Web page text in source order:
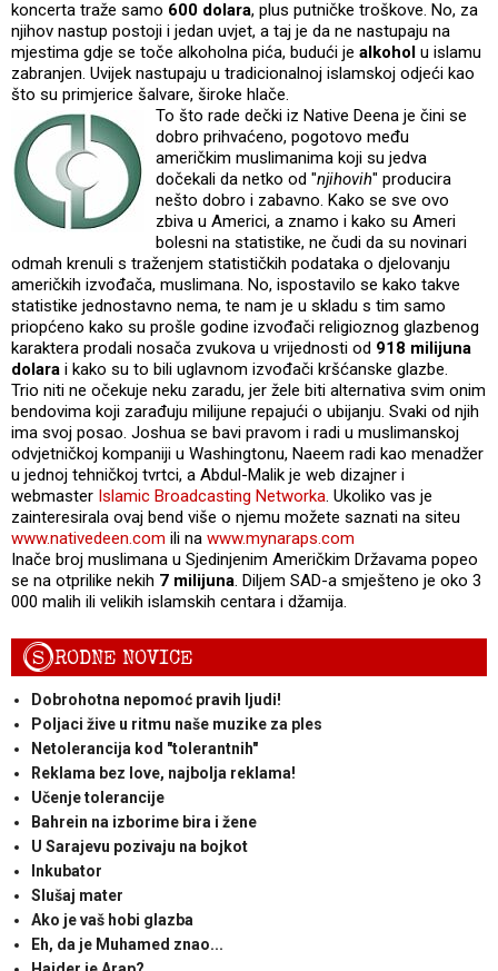
koncerta traže samo 600 dolara, plus putničke troškove. No, za
njihov nastup postoji i jedan uvjet, a taj je da ne nastupaju na
mjestima gdje se toče alkoholna pića, budući je alkohol u islamu
zabranjen. Uvijek nastupaju u tradicionalnoj islamskoj odjeći kao
što su primjerice šalvare, široke hlače.
To što rade dečki iz Native Deena je čini se
dobro prihvaćeno, pogotovo među
američkim muslimanima koji su jedva
dočekali da netko od "njihovih" producira
nešto dobro i zabavno. Kako se sve ovo
zbiva u Americi, a znamo i kako su Ameri
bolesni na statistike, ne čudi da su novinari
odmah krenuli s traženjem statističkih podataka o djelovanju
američkih izvođača, muslimana. No, ispostavilo se kako takve
statistike jednostavno nema, te nam je u skladu s tim samo
priopćeno kako su prošle godine izvođači religioznog glazbenog
karaktera prodali nosača zvukova u vrijednosti od 918 milijuna
dolara i kako su to bili uglavnom izvođači kršćanske glazbe.
Trio niti ne očekuje neku zaradu, jer žele biti alternativa svim onim
bendovima koji zarađuju milijune repajući o ubijanju. Svaki od njih
ima svoj posao. Joshua se bavi pravom i radi u muslimanskoj
odvjetničkoj kompaniji u Washingtonu, Naeem radi kao menadžer
u jednoj tehničkoj tvrtci, a Abdul-Malik je web dizajner i
webmaster Islamic Broadcasting Networka. Ukoliko vas je
zainteresirala ovaj bend više o njemu možete saznati na siteu
www.nativedeen.com ili na www.mynaraps.com
Inače broj muslimana u Sjedinjenim Američkim Državama popeo
se na otprilike nekih 7 milijuna. Diljem SAD-a smješteno je oko 3
000 malih ili velikih islamskih centara i džamija.
SRODNE NOVICE
Dobrohotna nepomoć pravih ljudi!
Poljaci žive u ritmu naše muzike za ples
Netolerancija kod "tolerantnih"
Reklama bez love, najbolja reklama!
Učenje tolerancije
Bahrein na izborime bira i žene
U Sarajevu pozivaju na bojkot
Inkubator
Slušaj mater
Ako je vaš hobi glazba
Eh, da je Muhamed znao...